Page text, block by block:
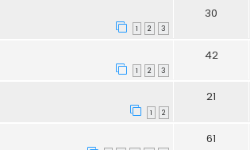
1 2 3
30
1 2 3
42
1 2
21
61